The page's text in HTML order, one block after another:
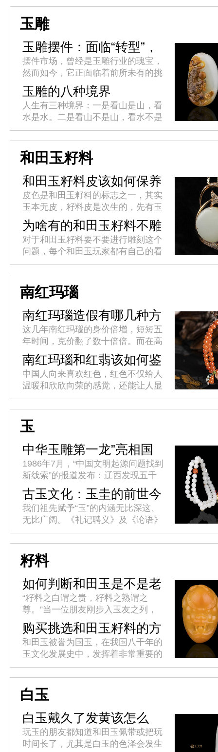
商业综合体隆重开幕。
玉雕
玉雕摆件：面临“转型”，
未来之路将何去何从?
摆件市场，曾经是玉雕行业的瑰宝，
然而如今，它正面临着前所未有的挑
战和转型。玉雕师们纷纷寻求突破，
但未来之路究竟在何方?
玉雕的八种境界
人生有三种境界：一是看山是山，看
水是水。二是看山不是山，看水不是
水。三是看山还是山，看水还是水。
玉雕作品同样也有境界之分，这八大
境界也是玉雕匠人们的终极追求。
今...
和田玉籽料
和田玉籽料皮该如何保养
皮色是和田玉籽料的标志之一，其实
玉本无皮，籽料皮是次生的，先有玉
后有籽料皮，无玉则无籽料皮。籽料
皮是指玉里外表象的连接和表明之
处。有皮色的和田玉籽料经过巧雕往
往...
为啥有的和田玉籽料不雕
刻
对于和田玉籽料要不要进行雕刻这个
问题，每个和田玉玩家都有自己的看
法，有的喜欢没有雕刻的天然美、有
的喜欢经过玉雕师对籽料设计雕刻的
成品。在市面上经常能发现没有进
行...
南红玛瑙
南红玛瑙造假有哪几种方
法?
这几年南红玛瑙的身价倍增，短短五
年时间，克价翻了数十倍倍。而在高
额利益的诱惑下，不良商人使出浑身
解数用各种方法造假，以此来牟取暴
利。这就造成了南红市场假货层出
不...
南红玛瑙和红翡该如何鉴
别?
中国人向来喜欢红色，红色不仅给人
温暖和欣欣向荣的感觉，还能让人显
得高贵优雅。红色的玉石在我国也是
格外受欢迎，比如佛家七宝中的南红
玛瑙，如今它已经与和田玉、翡翠
渐...
玉
中华玉雕第一龙”亮相国
博
1986年7月，“中国文明起源问题找到
新线索”的报道发布：辽西发现五千
年祭坛、女神庙、积石冢群址。考古
学界推断，这一重大发现将中华文明
史提前了一千多年。34年后...
古玉文化：玉圭的前世今
生
我们祖先赋予“玉”的内涵无比深这、
无比广阔。《礼记聘义》及《论语》
中都有“君子比德于玉焉”的句子。古
人认为工具有仁、义、智、勇、洁的
君子美德，所以以玉比德，敦品...
籽料
如何判断和田玉是不是老
熟?
“籽料之白谓之贵，籽料之熟谓之
尊。”当一位朋友刚步入玉友之列，
最容易首先被传授的便是和田玉籽料
的白度判断标准，而自己最容易首先
接受的也是籽料的白度判断标准。对
于...
购买挑选和田玉籽料的方
法
和田玉被誉为国玉，在我国八千年的
玉文化发展史中，发挥着非常重要的
作用。它色泽温雅，质感柔润，形质
高贵，千百年来受到上至帝王贵族，
下至平民百姓的热烈追捧。挑选和
田...
白玉
白玉戴久了发黄该怎么
办?
玩玉的朋友都知道和田玉佩带或把玩
时间长了，尤其是白玉的色泽会发生